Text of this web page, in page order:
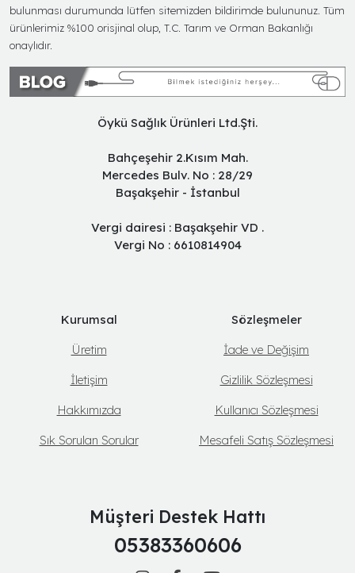
bulunması durumunda lütfen sitemizden bildirimde bulununuz. Tüm
ürünlerimiz %100 orisjinal olup, T.C. Tarım ve Orman Bakanlığı
onaylıdır.
Öykü Sağlık Ürünleri Ltd.Şti.
Bahçeşehir 2.Kısım Mah.
Mercedes Bulv. No : 28/29
Başakşehir - İstanbul
Vergi dairesi : Başakşehir VD .
Vergi No : 6610814904
Kurumsal
Üretim
İletişim
Hakkımızda
Sık Sorulan Sorular
Sözleşmeler
İade ve Değişim
Gizlilik Sözleşmesi
Kullanıcı Sözleşmesi
Mesafeli Satış Sözleşmesi
Müşteri Destek Hattı
05383360606